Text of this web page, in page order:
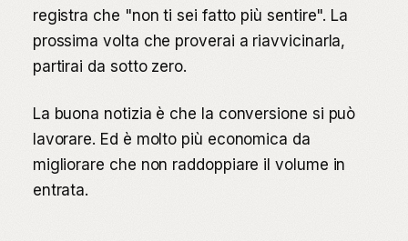
registra che "non ti sei fatto più sentire". La
prossima volta che proverai a riavvicinarla,
partirai da sotto zero.
La buona notizia è che la conversione si può
lavorare. Ed è molto più economica da
migliorare che non raddoppiare il volume in
entrata.